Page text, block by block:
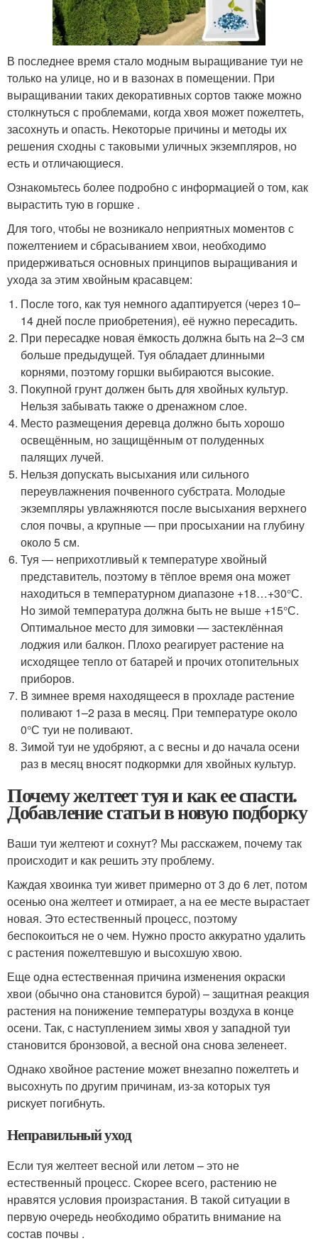
В последнее время стало модным выращивание туи не
только на улице, но и в вазонах в помещении. При
выращивании таких декоративных сортов также можно
столкнуться с проблемами, когда хвоя может пожелтеть,
засохнуть и опасть. Некоторые причины и методы их
решения сходны с таковыми уличных экземпляров, но
есть и отличающиеся.
Ознакомьтесь более подробно с информацией о том, как
вырастить тую в горшке .
Для того, чтобы не возникало неприятных моментов с
пожелтением и сбрасыванием хвои, необходимо
придерживаться основных принципов выращивания и
ухода за этим хвойным красавцем:
После того, как туя немного адаптируется (через 10–
14 дней после приобретения), её нужно пересадить.
При пересадке новая ёмкость должна быть на 2–3 см
больше предыдущей. Туя обладает длинными
корнями, поэтому горшки выбираются высокие.
Покупной грунт должен быть для хвойных культур.
Нельзя забывать также о дренажном слое.
Место размещения деревца должно быть хорошо
освещённым, но защищённым от полуденных
палящих лучей.
Нельзя допускать высыхания или сильного
переувлажнения почвенного субстрата. Молодые
экземпляры увлажняются после высыхания верхнего
слоя почвы, а крупные — при просыхании на глубину
около 5 см.
Туя — неприхотливый к температуре хвойный
представитель, поэтому в тёплое время она может
находиться в температурном диапазоне +18…+30°С.
Но зимой температура должна быть не выше +15°С.
Оптимальное место для зимовки — застеклённая
лоджия или балкон. Плохо реагирует растение на
исходящее тепло от батарей и прочих отопительных
приборов.
В зимнее время находящееся в прохладе растение
поливают 1–2 раза в месяц. При температуре около
0°С туи не поливают.
Зимой туи не удобряют, а с весны и до начала осени
раз в месяц вносят подкормки для хвойных культур.
Почему желтеет туя и как ее спасти.
Добавление статьи в новую подборку
Ваши туи желтеют и сохнут? Мы расскажем, почему так
происходит и как решить эту проблему.
Каждая хвоинка туи живет примерно от 3 до 6 лет, потом
осенью она желтеет и отмирает, а на ее месте вырастает
новая. Это естественный процесс, поэтому
беспокоиться не о чем. Нужно просто аккуратно удалить
с растения пожелтевшую и высохшую хвою.
Еще одна естественная причина изменения окраски
хвои (обычно она становится бурой) – защитная реакция
растения на понижение температуры воздуха в конце
осени. Так, с наступлением зимы хвоя у западной туи
становится бронзовой, а весной она снова зеленеет.
Однако хвойное растение может внезапно пожелтеть и
высохнуть по другим причинам, из-за которых туя
рискует погибнуть.
Неправильный уход
Если туя желтеет весной или летом – это не
естественный процесс. Скорее всего, растению не
нравятся условия произрастания. В такой ситуации в
первую очередь необходимо обратить внимание на
состав почвы .